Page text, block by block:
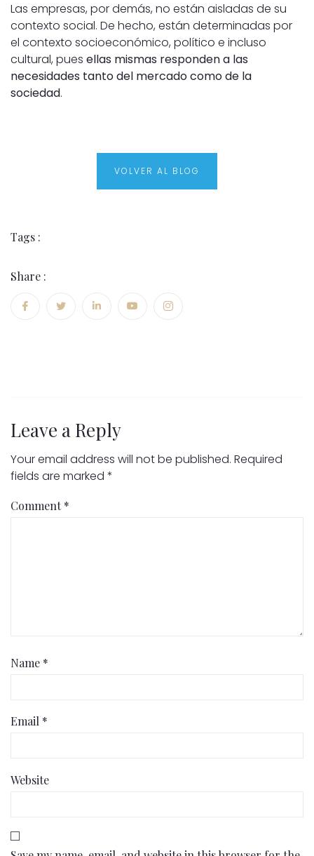
Las empresas, por demás, no están aisladas de su
contexto social. De hecho, están determinadas por
el contexto socioeconómico, político e incluso
cultural, pues ellas mismas responden a las
necesidades tanto del mercado como de la
sociedad.
VOLVER AL BLOG
Tags :
Share :
Leave a Reply
Your email address will not be published. Required
fields are marked *
Comment*
Name *
Email *
Website